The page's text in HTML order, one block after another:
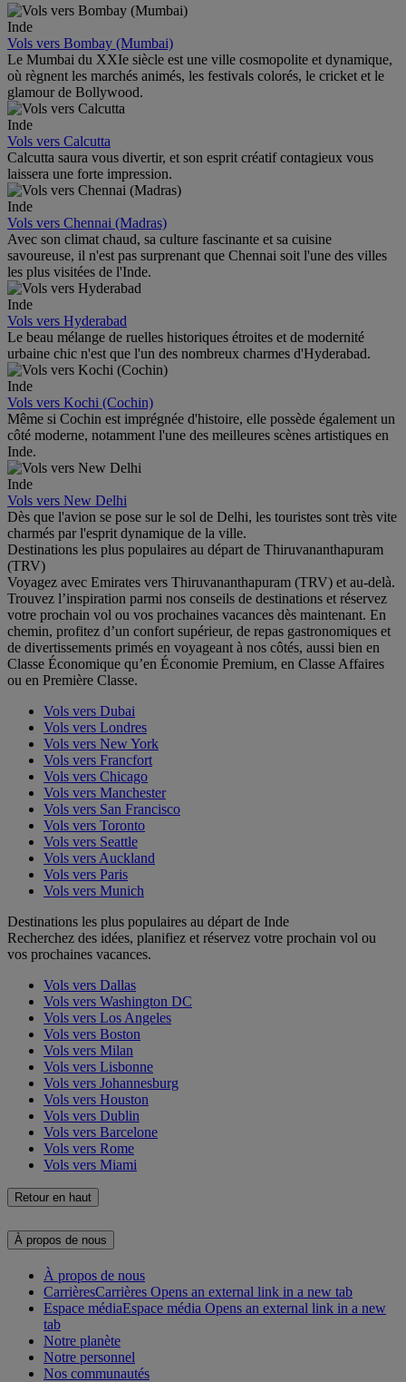
Inde
Vols vers Bombay (Mumbai)
Le Mumbai du XXIe siècle est une ville cosmopolite et dynamique,
où règnent les marchés animés, les festivals colorés, le cricket et le
glamour de Bollywood.
Inde
Vols vers Calcutta
Calcutta saura vous divertir, et son esprit créatif contagieux vous
laissera une forte impression.
Inde
Vols vers Chennai (Madras)
Avec son climat chaud, sa culture fascinante et sa cuisine
savoureuse, il n'est pas surprenant que Chennai soit l'une des villes
les plus visitées de l'Inde.
Inde
Vols vers Hyderabad
Le beau mélange de ruelles historiques étroites et de modernité
urbaine chic n'est que l'un des nombreux charmes d'Hyderabad.
Inde
Vols vers Kochi (Cochin)
Même si Cochin est imprégnée d'histoire, elle possède également un
côté moderne, notamment l'une des meilleures scènes artistiques en
Inde.
Inde
Vols vers New Delhi
Dès que l'avion se pose sur le sol de Delhi, les touristes sont très vite
charmés par l'esprit dynamique de la ville.
Destinations les plus populaires au départ de Thiruvananthapuram
(TRV)
Voyagez avec Emirates vers Thiruvananthapuram (TRV) et au-delà.
Trouvez l’inspiration parmi nos conseils de destinations et réservez
votre prochain vol ou vos prochaines vacances dès maintenant. En
chemin, profitez d’un confort supérieur, de repas gastronomiques et
de divertissements primés en voyageant à nos côtés, aussi bien en
Classe Économique qu’en Économie Premium, en Classe Affaires
ou en Première Classe.
Vols vers Dubai
Vols vers Londres
Vols vers New York
Vols vers Francfort
Vols vers Chicago
Vols vers Manchester
Vols vers San Francisco
Vols vers Toronto
Vols vers Seattle
Vols vers Auckland
Vols vers Paris
Vols vers Munich
Destinations les plus populaires au départ de Inde
Recherchez des idées, planifiez et réservez votre prochain vol ou
vos prochaines vacances.
Vols vers Dallas
Vols vers Washington DC
Vols vers Los Angeles
Vols vers Boston
Vols vers Milan
Vols vers Lisbonne
Vols vers Johannesburg
Vols vers Houston
Vols vers Dublin
Vols vers Barcelone
Vols vers Rome
Vols vers Miami
Retour en haut
À propos de nous
À propos de nous
CarrièresCarrières Opens an external link in a new tab
Espace médiaEspace média Opens an external link in a new
tab
Notre planète
Notre personnel
Nos communautés